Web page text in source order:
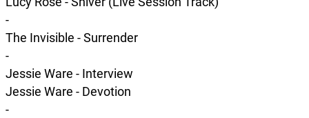
-
The Invisible - Surrender
-
Jessie Ware - Interview
Jessie Ware - Devotion
-